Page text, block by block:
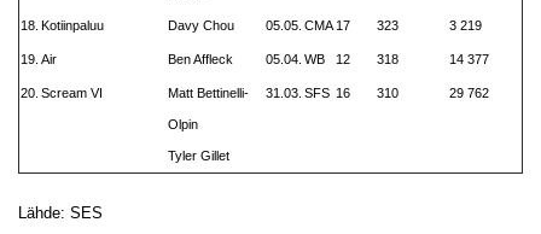
18. Kotiinpaluu Davy Chou 05.05. CMA 17 323 3 219
19. Air Ben Affleck 05.04. WB 12 318 14 377
20. Scream VI Matt Bettinelli-
Olpin
Tyler Gillet
31.03. SFS 16 310 29 762
Lähde: SES